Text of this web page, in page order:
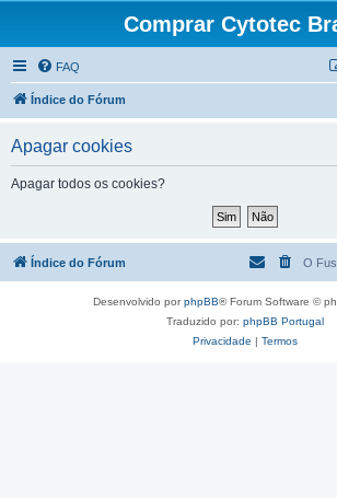
Comprar Cytotec
FAQ
Índice do Fórum
Apagar cookies
Apagar todos os cookies?
Índice do Fórum O
Desenvolvido porphpBB® Forum Software ©
Traduzido por: phpBB Portugal
Privacidade | Termos